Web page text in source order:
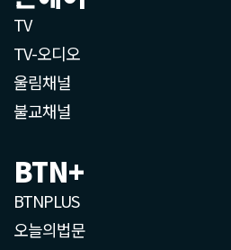
TV
TV-오디오
울림채널
불교채널
BTN+
BTNPLUS
오늘의법문